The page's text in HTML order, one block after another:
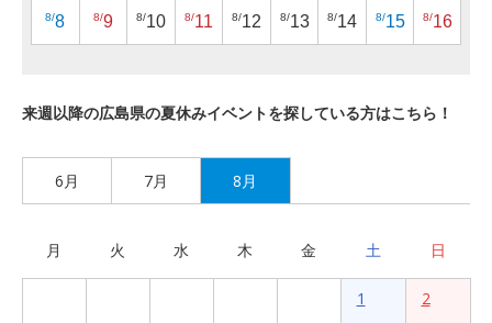
8/8 8/9 8/10 8/11 8/12 8/13 8/14 8/15 8/16
来週以降の広島県の夏休みイベントを探している方はこちら！
6月 7月 8月
月 火 水 木 金 土 日
1 2